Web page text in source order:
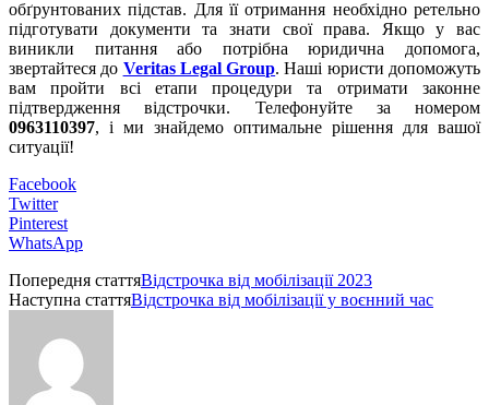
обґрунтованих підстав. Для її отримання необхідно ретельно
підготувати документи та знати свої права. Якщо у вас
виникли питання або потрібна юридична допомога,
звертайтеся до Veritas Legal Group. Наші юристи допоможуть
вам пройти всі етапи процедури та отримати законне
підтвердження відстрочки. Телефонуйте за номером
0963110397, і ми знайдемо оптимальне рішення для вашої
ситуації!
Facebook
Twitter
Pinterest
WhatsApp
Попередня статтяВідстрочка від мобілізації 2023
Наступна статтяВідстрочка від мобілізації у воєнний час